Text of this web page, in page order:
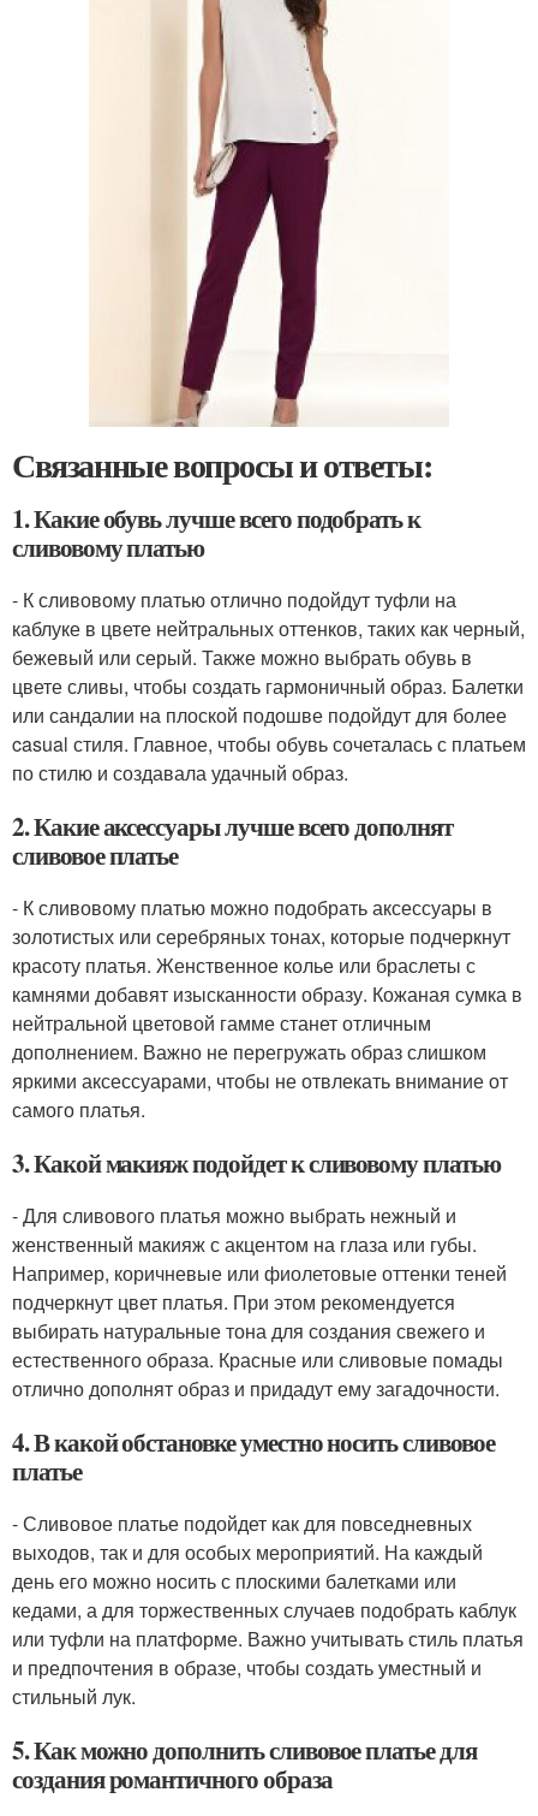
Связанные вопросы и ответы:
1. Какие обувь лучше всего подобрать к
сливовому платью
- К сливовому платью отлично подойдут туфли на
каблуке в цвете нейтральных оттенков, таких как черный,
бежевый или серый. Также можно выбрать обувь в
цвете сливы, чтобы создать гармоничный образ. Балетки
или сандалии на плоской подошве подойдут для более
casual стиля. Главное, чтобы обувь сочеталась с платьем
по стилю и создавала удачный образ.
2. Какие аксессуары лучше всего дополнят
сливовое платье
- К сливовому платью можно подобрать аксессуары в
золотистых или серебряных тонах, которые подчеркнут
красоту платья. Женственное колье или браслеты с
камнями добавят изысканности образу. Кожаная сумка в
нейтральной цветовой гамме станет отличным
дополнением. Важно не перегружать образ слишком
яркими аксессуарами, чтобы не отвлекать внимание от
самого платья.
3. Какой макияж подойдет к сливовому платью
- Для сливового платья можно выбрать нежный и
женственный макияж с акцентом на глаза или губы.
Например, коричневые или фиолетовые оттенки теней
подчеркнут цвет платья. При этом рекомендуется
выбирать натуральные тона для создания свежего и
естественного образа. Красные или сливовые помады
отлично дополнят образ и придадут ему загадочности.
4. В какой обстановке уместно носить сливовое
платье
- Сливовое платье подойдет как для повседневных
выходов, так и для особых мероприятий. На каждый
день его можно носить с плоскими балетками или
кедами, а для торжественных случаев подобрать каблук
или туфли на платформе. Важно учитывать стиль платья
и предпочтения в образе, чтобы создать уместный и
стильный лук.
5. Как можно дополнить сливовое платье для
создания романтичного образа